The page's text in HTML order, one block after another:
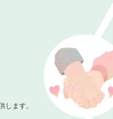
します。